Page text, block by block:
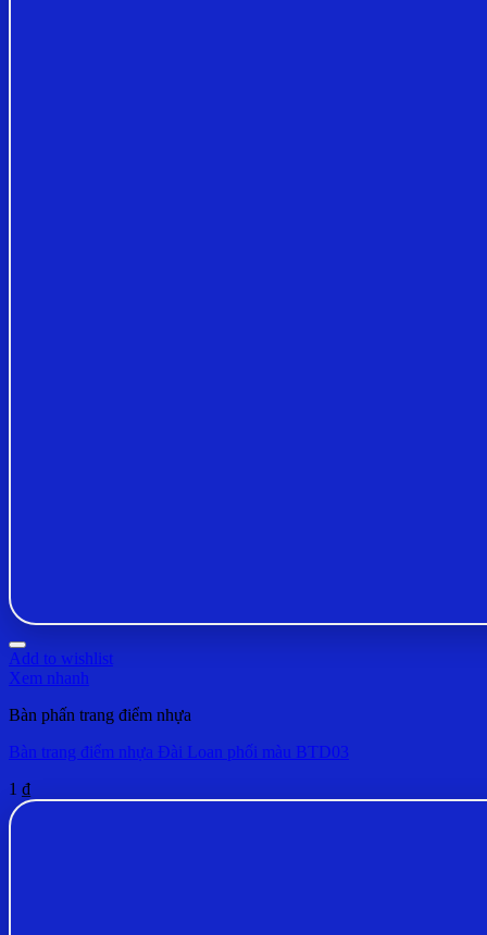
Add to wishlist
Xem nhanh
Bàn phấn trang điểm nhựa
Bàn trang điểm nhựa Đài Loan phối màu BTD03
1 ₫